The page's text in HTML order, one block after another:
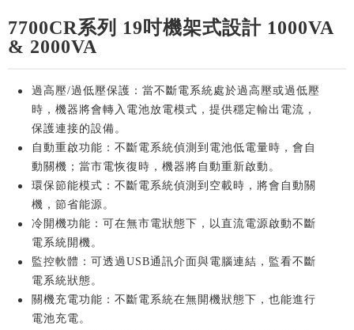
7700CR系列 19吋機架式設計 1000VA
& 2000VA
過高壓/過低壓保護：當不斷電系統處於過高壓或過低壓
時，機器將會轉入電池放電模式，提供穩定輸出電流，
保護連接的設備。
自動重啟功能：不斷電系統偵測到電池低電量時，會自
動關機；當市電恢復時，機器將自動重新啟動。
環保節能模式：不斷電系統偵測到空載時，將會自動關
機，節省能源。
冷開機功能：可在無市電狀態下，以直流電源啟動不斷
電系統開機。
監控軟體：可透過USB通訊介面與電腦連結，監看不斷
電系統狀態。
關機充電功能：不斷電系統在無開機狀態下，也能進行
電池充電。